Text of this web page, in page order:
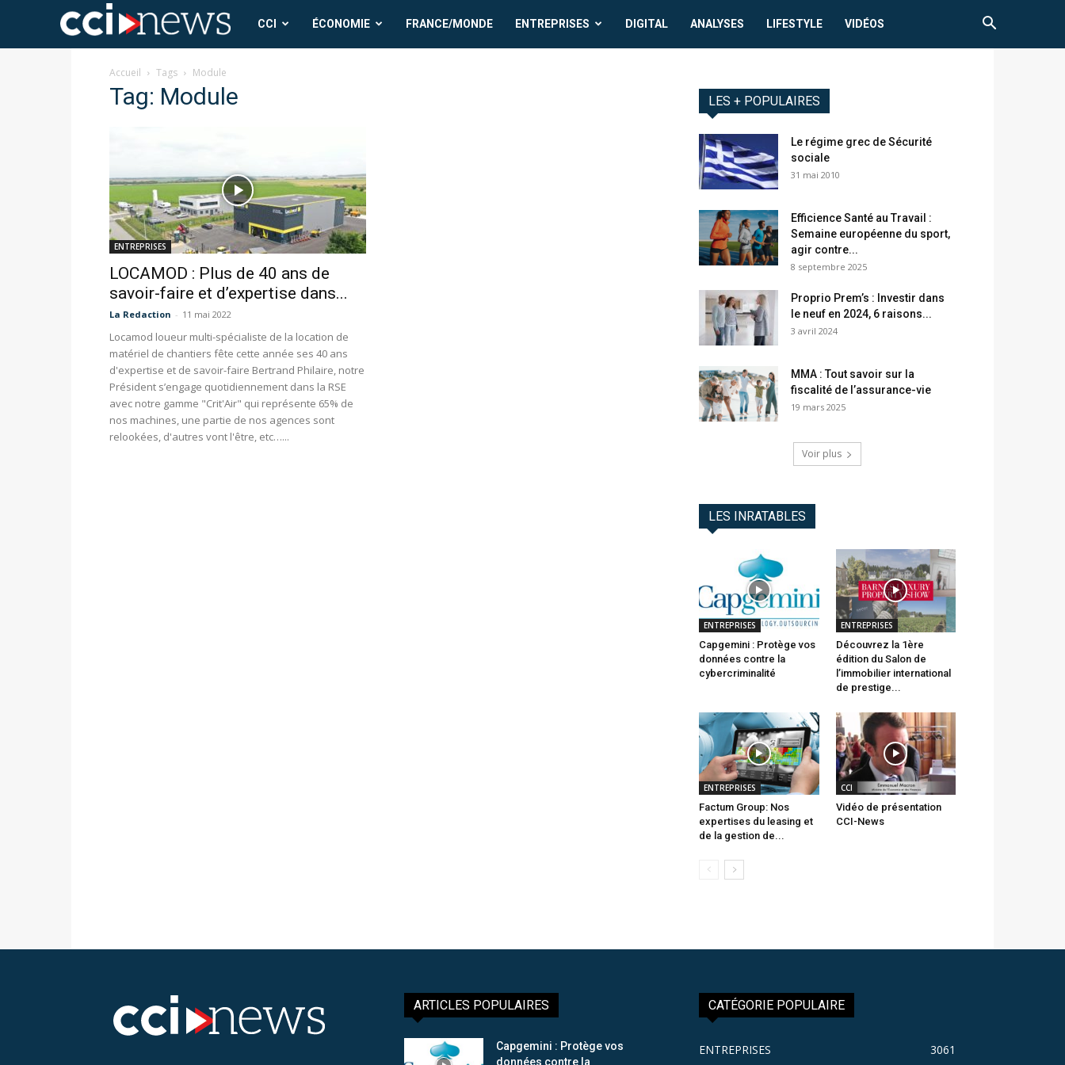
CCICCI ÉCONOMIE FRANCE/MONDE ENTREPRISES DIGITAL ANALYSES LIFESTYLE VIDÉOS
Accueil Tags Module
Tag: Module
ENTREPRISES
LOCAMOD : Plus de 40 ans de
savoir-faire et d’expertise dans...
La Redaction - 11 mai 2022
Locamod loueur multi-spécialiste de la location de
matériel de chantiers fête cette année ses 40 ans
d'expertise et de savoir-faire Bertrand Philaire, notre
Président s’engage quotidiennement dans la RSE
avec notre gamme "Crit'Air" qui représente 65% de
nos machines, une partie de nos agences sont
relookées, d'autres vont l'être, etc…...
LES + POPULAIRES
Le régime grec de Sécurité
sociale
31 mai 2010
Efficience Santé au Travail :
Semaine européenne du sport,
agir contre...
8 septembre 2025
Proprio Prem’s : Investir dans
le neuf en 2024, 6 raisons...
3 avril 2024
MMA : Tout savoir sur la
fiscalité de l’assurance-vie
19 mars 2025
Voir plus
LES INRATABLES
ENTREPRISES
Capgemini : Protège vos
données contre la
cybercriminalité
ENTREPRISES
Découvrez la 1ère
édition du Salon de
l’immobilier international
de prestige...
ENTREPRISES
Factum Group: Nos
expertises du leasing et
de la gestion de...
CCI
Vidéo de présentation
CCI-News
ARTICLES POPULAIRES
Capgemini : Protège vos
données contre la
CATÉGORIE POPULAIRE
ENTREPRISES 3061